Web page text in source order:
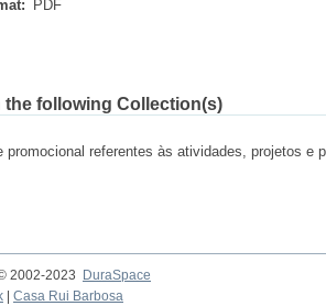
PDF
the following Collection(s)
promocional referentes às atividades, projetos e
2002-2023
DuraSpace
Casa Rui Barbosa